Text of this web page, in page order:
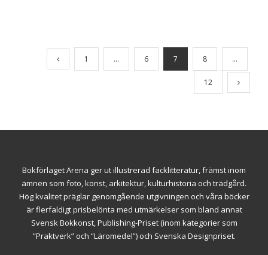
1 … 6 7 8 …
12
Bokförlaget Arena ger ut illustrerad facklitteratur, främst inom
ämnen som foto, konst, arkitektur, kulturhistoria och trädgård.
Hög kvalitet präglar genomgående utgivningen och våra böcker
är flerfaldigt prisbelönta med utmärkelser som bland annat
Svensk Bokkonst, Publishing-Priset (inom kategorier som
”Praktverk” och ”Läromedel”) och Svenska Designpriset.